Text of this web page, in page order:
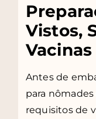
Vistos,
Vacinas
Antes de
para
requisitos de